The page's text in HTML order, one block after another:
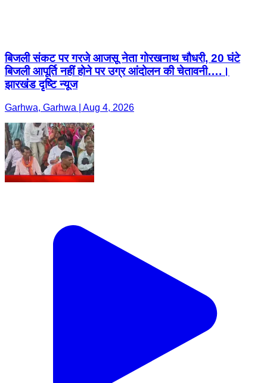
बिजली संकट पर गरजे आजसू नेता गोरखनाथ चौधरी, 20 घंटे
बिजली आपूर्ति नहीं होने पर उग्र आंदोलन की चेतावनी….।
झारखंड दृष्टि न्यूज
Garhwa, Garhwa | Aug 4, 2026